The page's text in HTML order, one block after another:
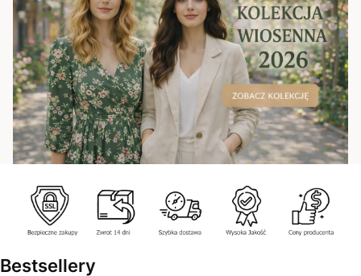
Bestsellery